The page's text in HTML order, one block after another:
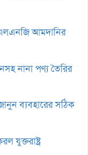
এলএনজি আমদানির
নানা পণ্য তৈরির
ব্যবহারের সঠিক
যুক্তরাষ্ট্র